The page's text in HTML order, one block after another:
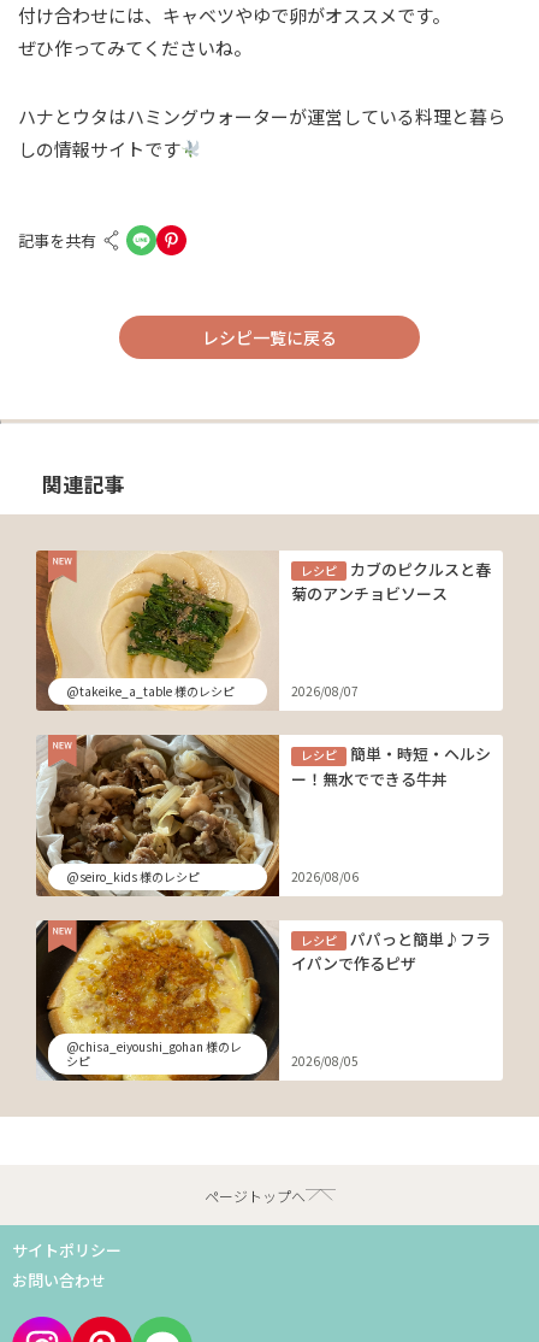
付け合わせには、キャベツやゆで卵がオススメです。
ぜひ作ってみてくださいね。
ハナとウタはハミングウォーターが運営している料理と暮ら
しの情報サイトです
記事を共有
レシピ一覧に戻る
関連記事
@takeike_a_table 様のレシピ
レシピ
カブのピクルスと春
菊のアンチョビソース
2026/08/07
@seiro_kids 様のレシピ
レシピ
簡単・時短・ヘルシ
ー！無水でできる牛丼
2026/08/06
@chisa_eiyoushi_gohan 様のレ
シピ
レシピ
パパっと簡単♪フラ
イパンで作るピザ
2026/08/05
ページトップへ
サイトポリシー
お問い合わせ